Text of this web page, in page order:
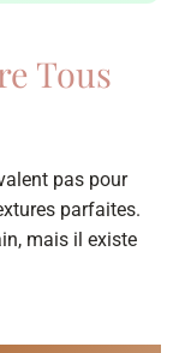
Tous
pas pour
parfaites.
mais il existe